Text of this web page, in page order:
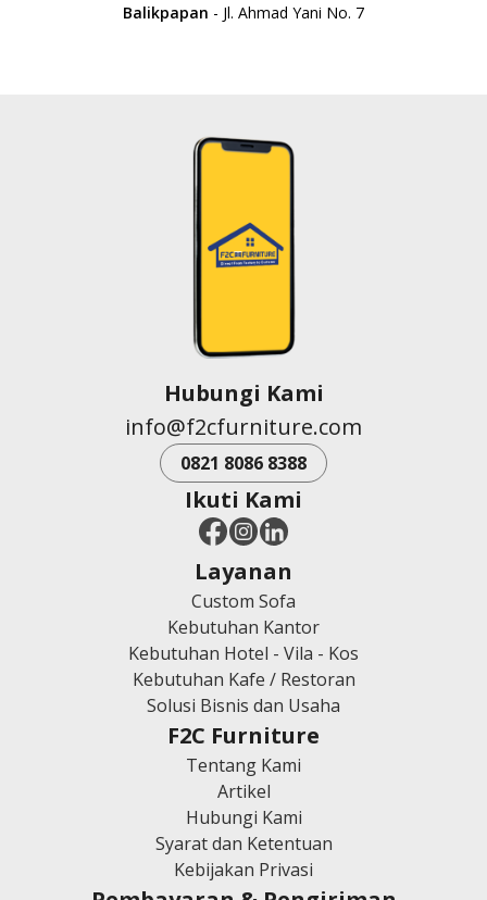
Balikpapan - Jl. Ahmad Yani No. 7
Hubungi Kami
info@f2cfurniture.com
0821 8086 8388
Ikuti Kami
Layanan
Custom Sofa
Kebutuhan Kantor
Kebutuhan Hotel - Vila - Kos
Kebutuhan Kafe / Restoran
Solusi Bisnis dan Usaha
F2C Furniture
Tentang Kami
Artikel
Hubungi Kami
Syarat dan Ketentuan
Kebijakan Privasi